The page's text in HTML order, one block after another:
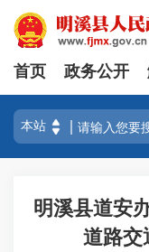
首页 政务公开
明溪县道安
道路交